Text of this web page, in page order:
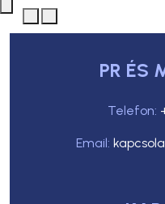
PR ÉS
Telefon:
Email: